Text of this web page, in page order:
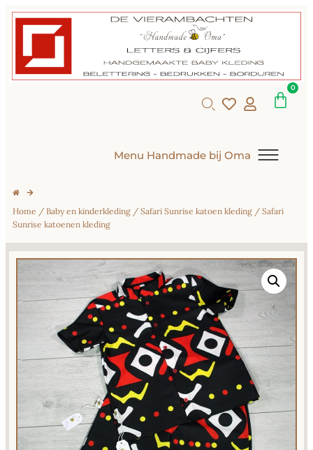
0
Menu Handmade bij Oma
Home / Baby en kinderkleding / Safari Sunrise katoen kleding / Safari
Sunrise katoenen kleding